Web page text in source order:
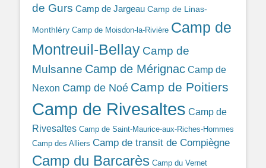
de Gurs Camp de Jargeau Camp de Linas-
Monthléry Camp de Moisdon-la-Rivière Camp de
Montreuil-Bellay Camp de
Mulsanne Camp de Mérignac Camp de
Nexon Camp de Noé Camp de Poitiers
Camp de Rivesaltes Camp de
Rivesaltes Camp de Saint-Maurice-aux-Riches-Hommes
Camp des Alliers Camp de transit de Compiègne
Camp du Barcarès Camp du Vernet